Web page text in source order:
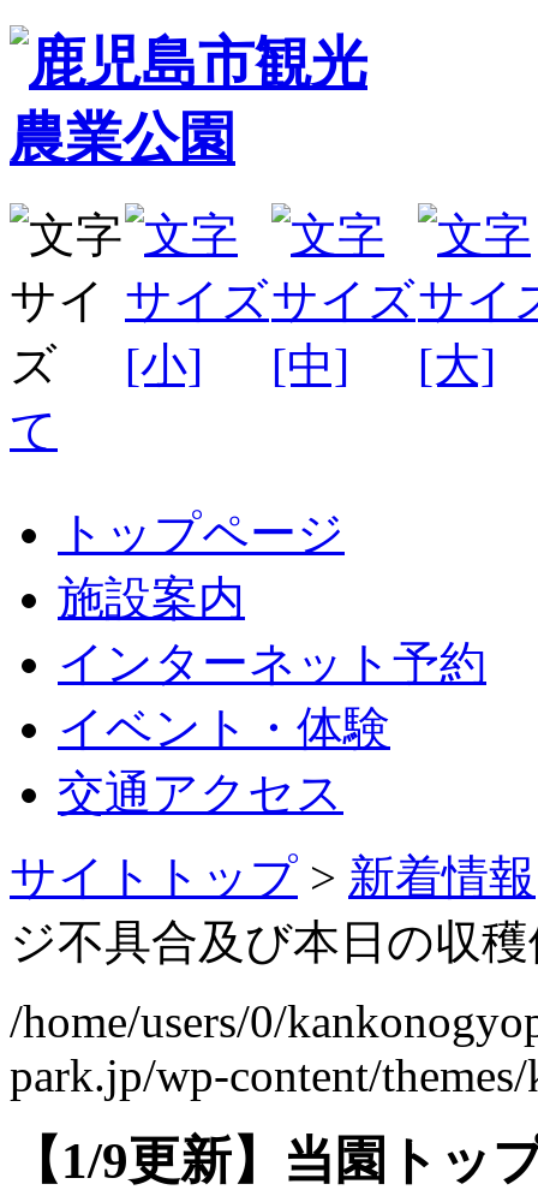
て
トップページ
施設案内
インターネット予約
イベント・体験
交通アクセス
サイトトップ > 新着情報
ジ不具合及び本日の収
/home/users/0/
park.jp/wp-content/
【1/9更新】当園トッ